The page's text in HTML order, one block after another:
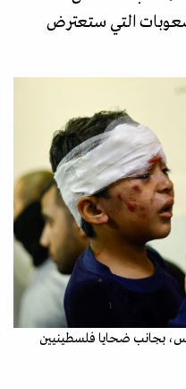
التي ستعترض
بجانب ضحايا فلسطينيين